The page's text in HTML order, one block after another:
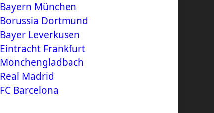
Bayern München
Borussia Dortmund
Bayer Leverkusen
Eintracht Frankfurt
Mönchengladbach
Real Madrid
FC Barcelona